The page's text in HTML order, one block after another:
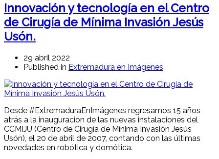
Innovación y tecnología en el Centro
de Cirugía de Mínima Invasión Jesús
Usón.
29 abril 2022
Published in Extremadura en Imágenes
Desde #ExtremaduraEnImágenes regresamos 15 años
atrás a la inauguración de las nuevas instalaciones del
CCMIJU (Centro de Cirugía de Mínima Invasión Jesús
Usón), el 20 de abril de 2007, contando con las últimas
novedades en robótica y domótica.